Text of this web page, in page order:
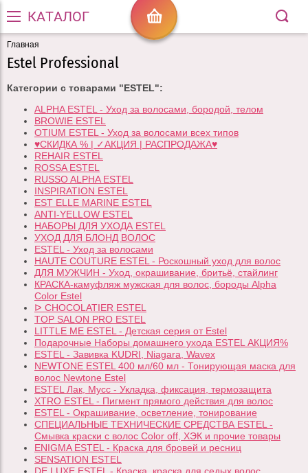
КАТАЛОГ
Главная
Estel Professional
Категории с товарами "ESTEL":
ALPHA ESTEL - Уход за волосами, бородой, телом
BROWIE ESTEL
OTIUM ESTEL - Уход за волосами всех типов
♥СКИДКА % | ✓АКЦИЯ | РАСПРОДАЖА♥
REHAIR ESTEL
ROSSA ESTEL
RUSSO ALPHA ESTEL
INSPIRATION ESTEL
EST ELLE MARINE ESTEL
ANTI-YELLOW ESTEL
НАБОРЫ ДЛЯ УХОДА ESTEL
УХОД ДЛЯ БЛОНД ВОЛОС
ESTEL - Уход за волосами
HAUTE COUTURE ESTEL - Роскошный уход для волос
ДЛЯ МУЖЧИН - Уход, окрашивание, бритьё, стайлинг
КРАСКА-камуфляж мужская для волос, бороды Alpha
Color Estel
ᐅ CHOCOLATIER ESTEL
TOP SALON PRO ESTEL
LITTLE ME ESTEL - Детская серия от Estel
Подарочные Наборы домашнего ухода ESTEL АКЦИЯ%
ESTEL - Завивка KUDRI, Niagara, Wavex
NEWTONE ESTEL 400 мл/60 мл - Тонирующая маска для
волос Newtone Estel
ESTEL Лак, Мусс - Укладка, фиксация, термозащита
XTRO ESTEL - Пигмент прямого действия для волос
ESTEL - Окрашивание, осветление, тонирование
СПЕЦИАЛЬНЫЕ ТЕХНИЧЕСКИЕ СРЕДСТВА ESTEL -
Смывка краски с волос Color off, ХЭК и прочие товары
ENIGMA ESTEL - Краска для бровей и ресниц
SENSATION ESTEL